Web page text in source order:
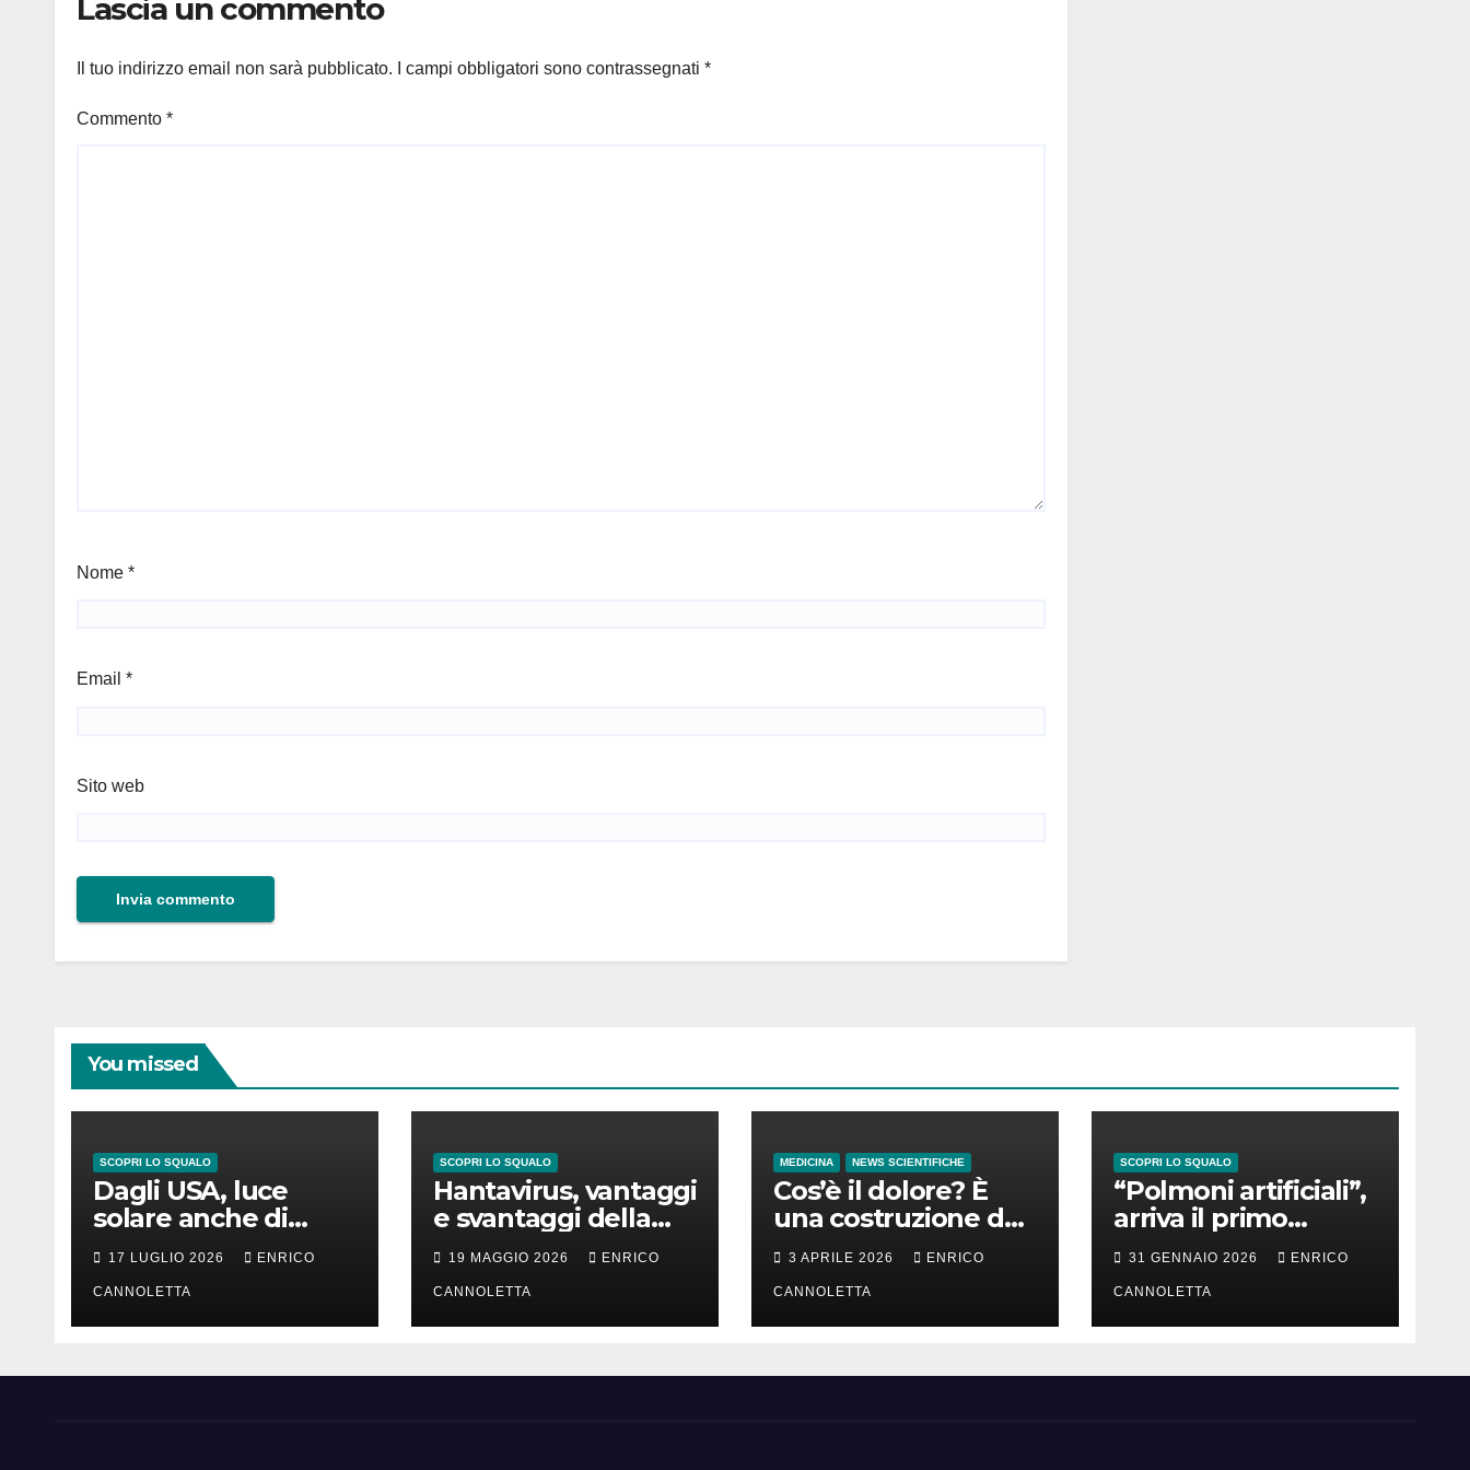
Lascia un commento
Il tuo indirizzo email non sarà pubblicato. I campi obbligatori sono contrassegnati *
Commento *
Nome *
Email *
Sito web
You missed
SCOPRI LO SQUALO
Dagli USA, luce
solare anche di
notte
17 LUGLIO 2026 ENRICO
CANNOLETTA
SCOPRI LO SQUALO
Hantavirus, vantaggi
e svantaggi della
lunga incubazione
19 MAGGIO 2026 ENRICO
CANNOLETTA
MEDICINA NEWS SCIENTIFICHE
Cos’è il dolore? È
una costruzione del
cervello
3 APRILE 2026 ENRICO
CANNOLETTA
SCOPRI LO SQUALO
“Polmoni artificiali”,
arriva il primo
successo
31 GENNAIO 2026 ENRICO
CANNOLETTA